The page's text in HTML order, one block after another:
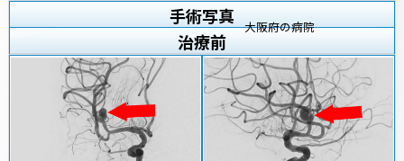
大阪府の病院
手術写真
治療前